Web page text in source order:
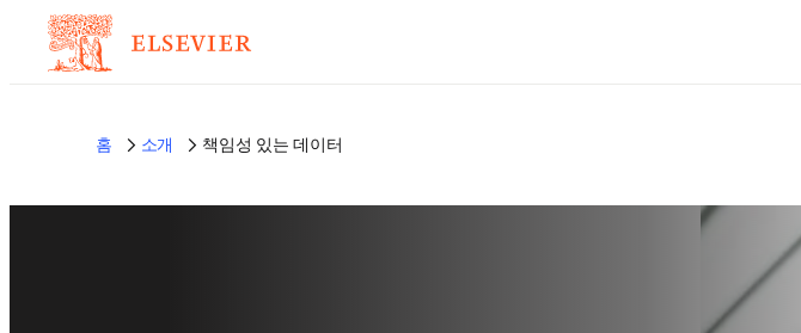
홈 소개 책임성 있는 데이터